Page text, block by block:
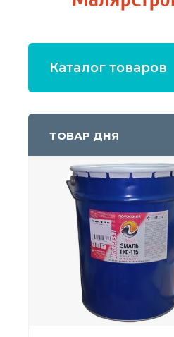
Каталог товаров
ТОВАР ДНЯ